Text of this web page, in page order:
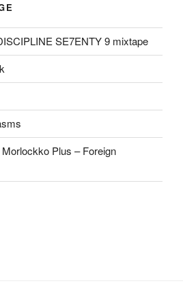
SE7ENTY 9 mixtape
Plus – Foreign